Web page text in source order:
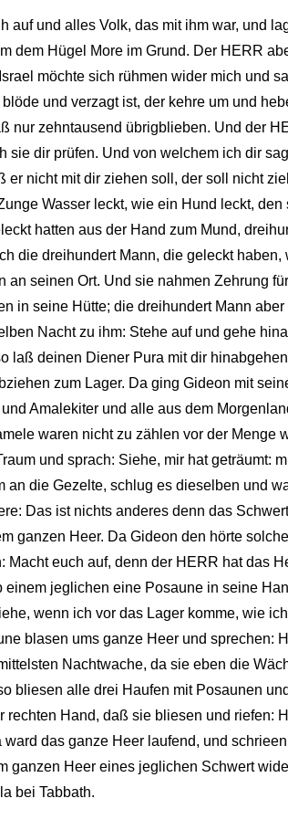
auf und alles Volk, das mit ihm war, und
dem Hügel More im Grund. Der HERR
möchte sich rühmen wider mich und
und verzagt ist, der kehre um und
nur zehntausend übrigblieben. Und der
dir prüfen. Und von welchem ich dir
nicht mit dir ziehen soll, der soll nicht
Wasser leckt, wie ein Hund leckt,
hatten aus der Hand zum Mund,
die dreihundert Mann, die geleckt haben,
seinen Ort. Und sie nahmen Zehrung
in seine Hütte; die dreihundert Mann
Nacht zu ihm: Stehe auf und gehe
deinen Diener Pura mit dir
zum Lager. Da ging Gideon mit
Amalekiter und alle aus dem
waren nicht zu zählen vor der Menge
und sprach: Siehe, mir hat geträumt:
die Gezelte, schlug es dieselben und
Das ist nichts anderes denn das
ganzen Heer. Da Gideon den hörte
euch auf, denn der HERR hat das
jeglichen eine Posaune in seine
wenn ich vor das Lager komme, wie
blasen ums ganze Heer und sprechen:
Nachtwache, da sie eben die
bliesen alle drei Haufen mit Posaunen
Hand, daß sie bliesen und riefen:
das ganze Heer laufend, und
Heer eines jeglichen Schwert
bei Tabbath.